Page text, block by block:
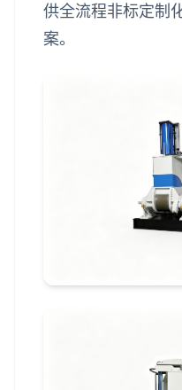
供全流程非标定制
案。